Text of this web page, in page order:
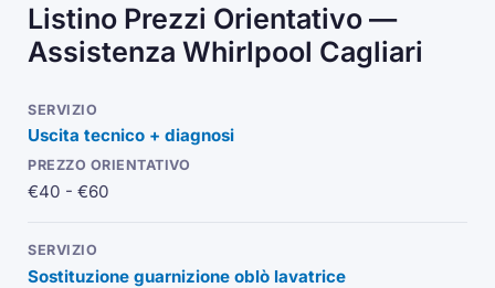
Listino Prezzi Orientativo —
Assistenza Whirlpool Cagliari
Uscita tecnico + diagnosi
€40 - €60
Sostituzione guarnizione oblò lavatrice